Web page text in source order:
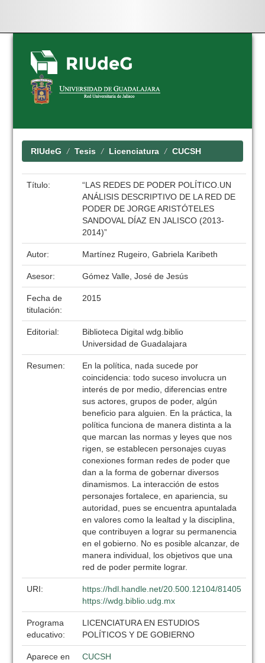
Skip
navigation
RIUdeG Tesis Licenciatura CUCSH
Título:
“LAS REDES DE PODER POLÍTICO.UN
ANÁLISIS DESCRIPTIVO DE LA RED DE
PODER DE JORGE ARISTÓTELES
SANDOVAL DÍAZ EN JALISCO (2013-
2014)”
Autor: Martínez Rugeiro, Gabriela Karibeth
Asesor: Gómez Valle, José de Jesús
Fecha de
titulación:
2015
Editorial:
Biblioteca Digital wdg.biblio
Universidad de Guadalajara
Resumen:
En la política, nada sucede por
coincidencia: todo suceso involucra un
interés de por medio, diferencias entre
sus actores, grupos de poder, algún
beneficio para alguien. En la práctica, la
política funciona de manera distinta a la
que marcan las normas y leyes que nos
rigen, se establecen personajes cuyas
conexiones forman redes de poder que
dan a la forma de gobernar diversos
dinamismos. La interacción de estos
personajes fortalece, en apariencia, su
autoridad, pues se encuentra apuntalada
en valores como la lealtad y la disciplina,
que contribuyen a lograr su permanencia
en el gobierno. No es posible alcanzar, de
manera individual, los objetivos que una
red de poder permite lograr.
URI:
https://hdl.handle.net/20.500.12104/81405
https://wdg.biblio.udg.mx
Programa
educativo:
LICENCIATURA EN ESTUDIOS
POLÍTICOS Y DE GOBIERNO
Aparece en
CUCSH